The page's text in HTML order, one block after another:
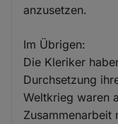
anzusetzen.
Im Übrigen:
Die Kleriker
Durchsetzung
Weltkrieg waren
Zusammenarbeit